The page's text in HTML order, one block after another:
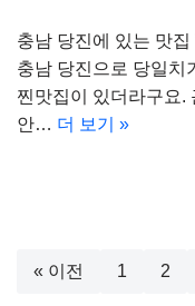
충남 당진에 있는 맛집
충남 당진으로 당일치
찐맛집이 있더라구요.
안… 더 보기 »
« 이전 1 2